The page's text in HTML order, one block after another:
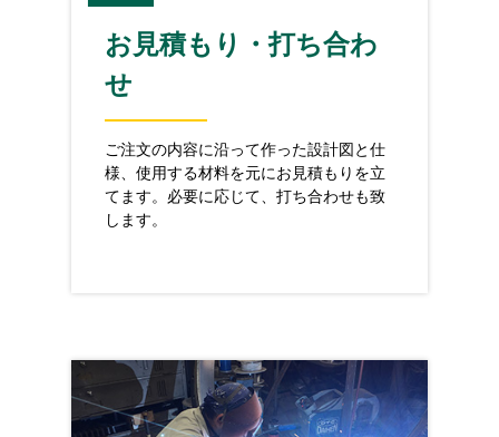
お見積もり・打ち合わ
せ
ご注文の内容に沿って作った設計図と仕
様、使用する材料を元にお見積もりを立
てます。必要に応じて、打ち合わせも致
します。